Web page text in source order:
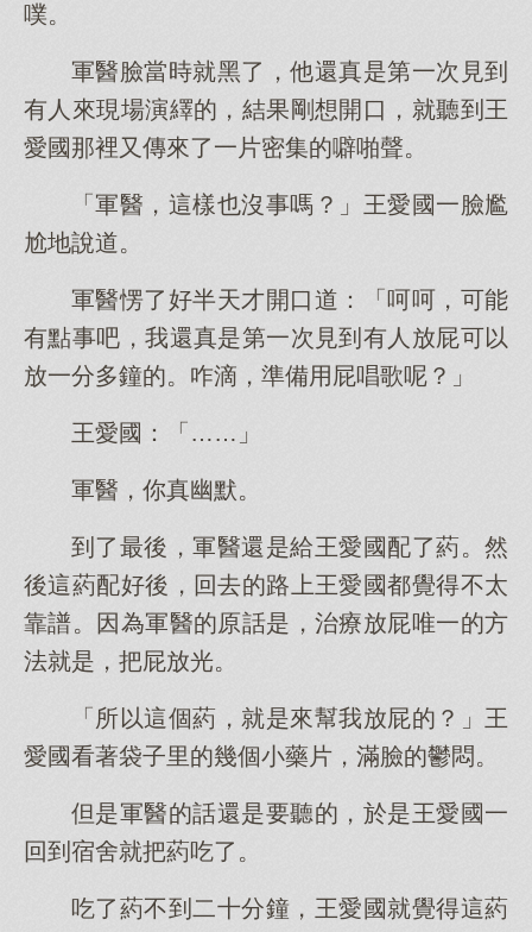
噗。
軍醫臉當時就黑了，他還真是第一次見到
有人來現場演繹的，結果剛想開口，就聽到王
愛國那裡又傳來了一片密集的噼啪聲。
「軍醫，這樣也沒事嗎？」王愛國一臉尷
尬地說道。
軍醫愣了好半天才開口道：「呵呵，可能
有點事吧，我還真是第一次見到有人放屁可以
放一分多鐘的。咋滴，準備用屁唱歌呢？」
王愛國：「……」
軍醫，你真幽默。
到了最後，軍醫還是給王愛國配了葯。然
後這葯配好後，回去的路上王愛國都覺得不太
靠譜。因為軍醫的原話是，治療放屁唯一的方
法就是，把屁放光。
「所以這個葯，就是來幫我放屁的？」王
愛國看著袋子里的幾個小藥片，滿臉的鬱悶。
但是軍醫的話還是要聽的，於是王愛國一
回到宿舍就把葯吃了。
吃了葯不到二十分鐘，王愛國就覺得這葯